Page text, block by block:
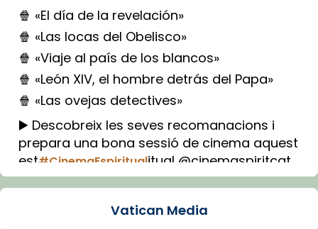
🍿 «El día de la revelación»
🍿 «Las locas del Obelisco»
🍿 «Viaje al país de los blancos»
🍿 «León XIV, el hombre detrás del Papa»
🍿 «Las ovejas detectives»
▶️ Descobreix les seves recomanacions i
prepara una bona sessió de cinema aquest
est#CinemaEspiritualitual @cinemaspiritcat
Imatge: Generada amb IA (OpenAI)
Vatican Media